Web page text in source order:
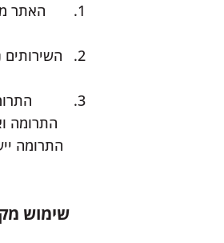
האתר
התרומה
התרומה
שימוש